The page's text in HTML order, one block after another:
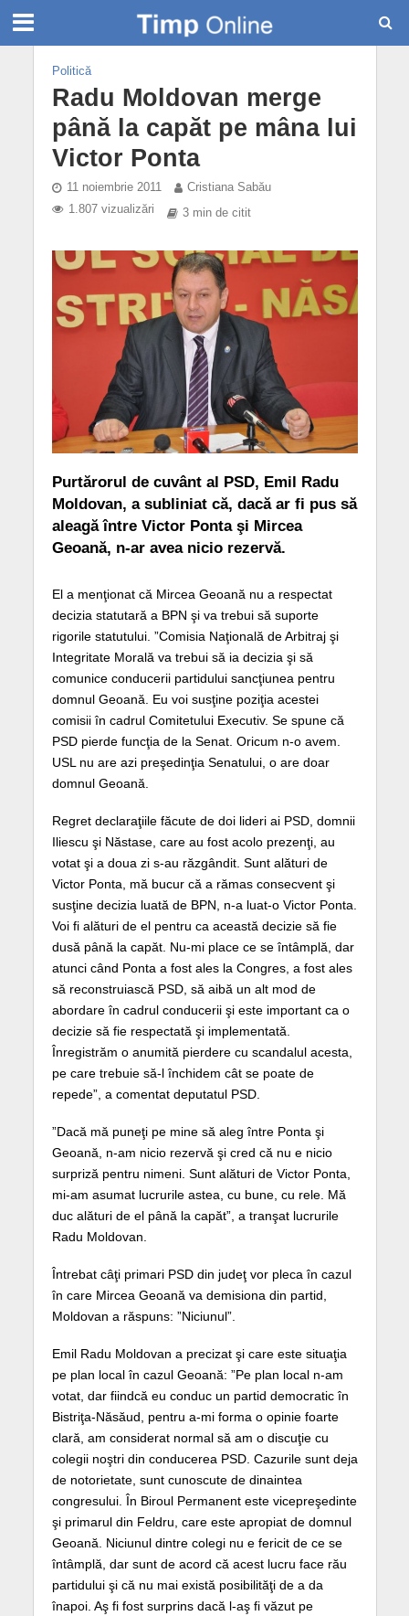
Politică
Radu Moldovan merge
până la capăt pe mâna lui
Victor Ponta
11 noiembrie 2011
Cristiana Sabău
1.807 vizualizări
3 min de citit
Purtărorul de cuvânt al PSD, Emil Radu
Moldovan, a subliniat că, dacă ar fi pus să
aleagă între Victor Ponta şi Mircea
Geoană, n-ar avea nicio rezervă.
El a menţionat că Mircea Geoană nu a respectat
decizia statutară a BPN şi va trebui să suporte
rigorile statutului. ”Comisia Naţională de Arbitraj şi
Integritate Morală va trebui să ia decizia şi să
comunice conducerii partidului sancţiunea pentru
domnul Geoană. Eu voi susţine poziţia acestei
comisii în cadrul Comitetului Executiv. Se spune că
PSD pierde funcţia de la Senat. Oricum n-o avem.
USL nu are azi preşedinţia Senatului, o are doar
domnul Geoană.
Regret declaraţiile făcute de doi lideri ai PSD, domnii
Iliescu şi Năstase, care au fost acolo prezenţi, au
votat şi a doua zi s-au răzgândit. Sunt alături de
Victor Ponta, mă bucur că a rămas consecvent şi
susţine decizia luată de BPN, n-a luat-o Victor Ponta.
Voi fi alături de el pentru ca această decizie să fie
dusă până la capăt. Nu-mi place ce se întâmplă, dar
atunci când Ponta a fost ales la Congres, a fost ales
să reconstruiască PSD, să aibă un alt mod de
abordare în cadrul conducerii şi este important ca o
decizie să fie respectată şi implementată.
Înregistrăm o anumită pierdere cu scandalul acesta,
pe care trebuie să-l închidem cât se poate de
repede”, a comentat deputatul PSD.
”Dacă mă puneţi pe mine să aleg între Ponta şi
Geoană, n-am nicio rezervă şi cred că nu e nicio
surpriză pentru nimeni. Sunt alături de Victor Ponta,
mi-am asumat lucrurile astea, cu bune, cu rele. Mă
duc alături de el până la capăt”, a tranşat lucrurile
Radu Moldovan.
Întrebat câţi primari PSD din judeţ vor pleca în cazul
în care Mircea Geoană va demisiona din partid,
Moldovan a răspuns: ”Niciunul”.
Emil Radu Moldovan a precizat şi care este situaţia
pe plan local în cazul Geoană: ”Pe plan local n-am
votat, dar fiindcă eu conduc un partid democratic în
Bistriţa-Năsăud, pentru a-mi forma o opinie foarte
clară, am considerat normal să am o discuţie cu
colegii noştri din conducerea PSD. Cazurile sunt deja
de notorietate, sunt cunoscute de dinaintea
congresului. În Biroul Permanent este vicepreşedinte
şi primarul din Feldru, care este apropiat de domnul
Geoană. Niciunul dintre colegi nu e fericit de ce se
întâmplă, dar sunt de acord că acest lucru face rău
partidului şi că nu mai există posibilităţi de a da
înapoi. Aş fi fost surprins dacă l-aş fi văzut pe